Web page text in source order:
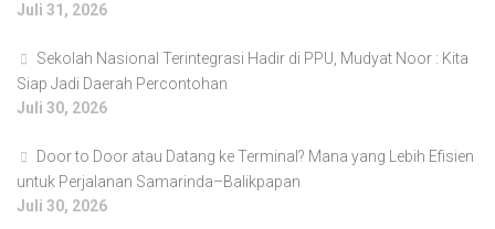
Juli 31, 2026
Sekolah Nasional Terintegrasi Hadir di PPU, Mudyat Noor : Kita
Siap Jadi Daerah Percontohan
Juli 30, 2026
Door to Door atau Datang ke Terminal? Mana yang Lebih Efisien
untuk Perjalanan Samarinda–Balikpapan
Juli 30, 2026